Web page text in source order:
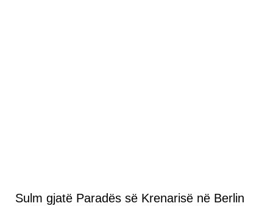
Sulm gjatë Paradës së Krenarisë në Berlin